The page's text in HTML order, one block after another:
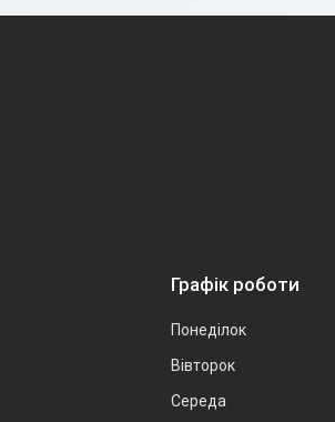
Графік роботи
Понеділок
Вівторок
Середа